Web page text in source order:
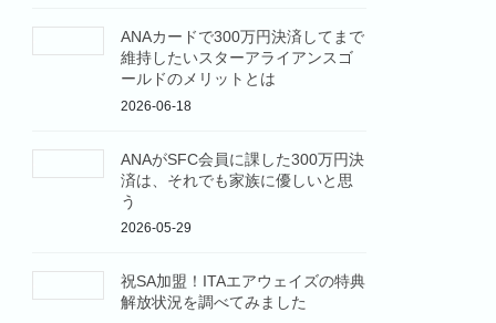
ANAカードで300万円決済してまで
維持したいスターアライアンスゴ
ールドのメリットとは
2026-06-18
ANAがSFC会員に課した300万円決
済は、それでも家族に優しいと思
う
2026-05-29
祝SA加盟！ITAエアウェイズの特典
解放状況を調べてみました